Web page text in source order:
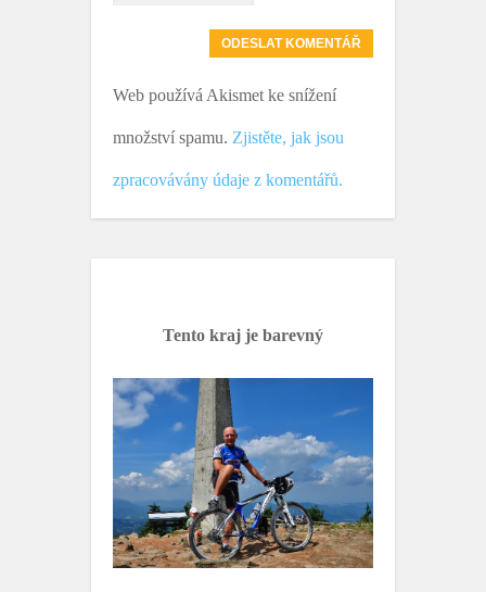
Web používá Akismet ke snížení
množství spamu. Zjistěte, jak jsou
zpracovávány údaje z komentářů.
Tento kraj je barevný